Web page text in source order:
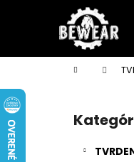
Domov
Preskočiť
kategórie
í
Späť
do
Späť
do